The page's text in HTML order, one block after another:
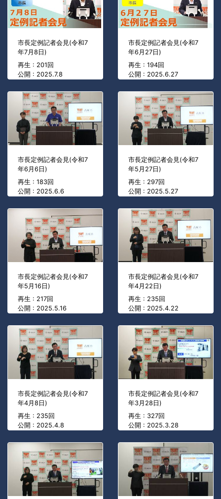
市長定例記者会見(令和7
年7月8日)
再生 : 201回
公開 : 2025.7.8
市長定例記者会見(令和7
年6月27日)
再生 : 194回
公開 : 2025.6.27
市長定例記者会見(令和7
年6月6日)
再生 : 183回
公開 : 2025.6.6
市長定例記者会見(令和7
年5月27日)
再生 : 297回
公開 : 2025.5.27
市長定例記者会見(令和7
年5月16日)
再生 : 217回
公開 : 2025.5.16
市長定例記者会見(令和7
年4月22日)
再生 : 235回
公開 : 2025.4.22
市長定例記者会見(令和7
年4月8日)
再生 : 235回
公開 : 2025.4.8
市長定例記者会見(令和7
年3月28日)
再生 : 327回
公開 : 2025.3.28